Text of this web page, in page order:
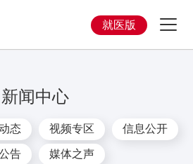
就医版
新闻中心
态 视频专区 信息公开
告 媒体之声